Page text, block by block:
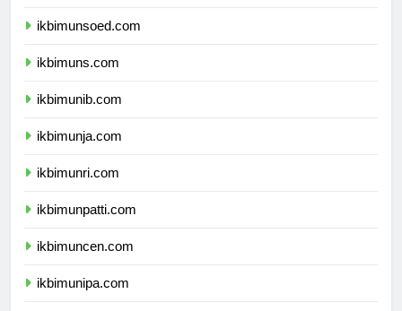
ikbimunsoed.com
ikbimuns.com
ikbimunib.com
ikbimunja.com
ikbimunri.com
ikbimunpatti.com
ikbimuncen.com
ikbimunipa.com